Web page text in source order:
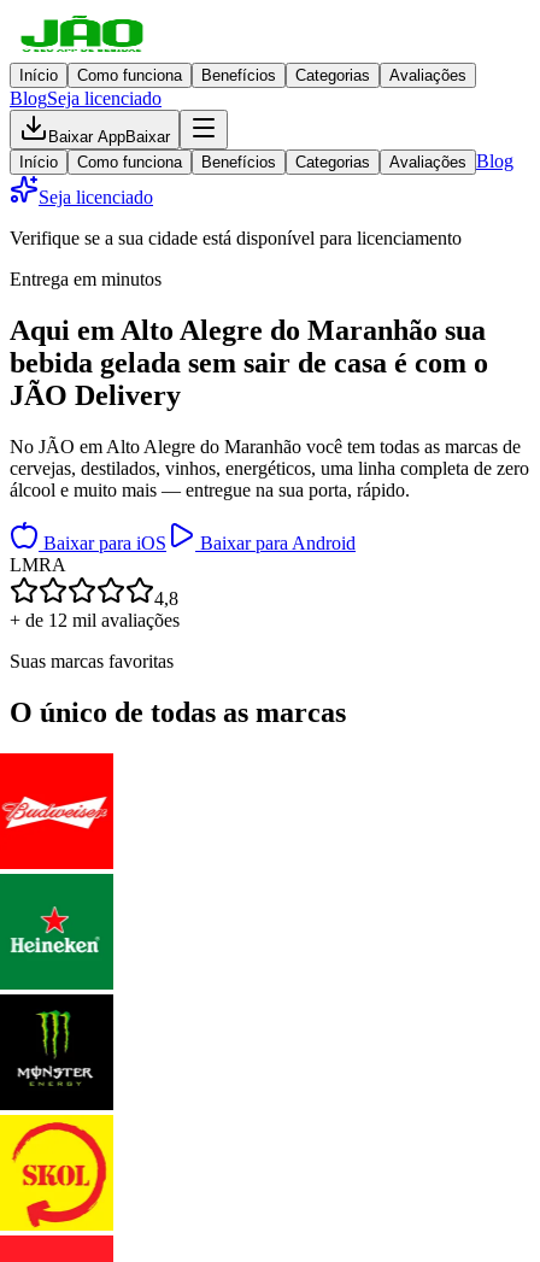
Início Como funciona Benefícios Categorias Avaliações
BlogSeja licenciado
Baixar AppBaixar
Início
Como funciona Benefícios Categorias Avaliações Blog
Seja licenciado
Verifique se a sua cidade está disponível para licenciamento
Entrega em minutos
Aqui em Alto Alegre do Maranhão sua
bebida gelada sem sair de casa é com o
JÃO Delivery
No JÃO em Alto Alegre do Maranhão você tem todas as marcas de
cervejas, destilados, vinhos, energéticos, uma linha completa de zero
álcool e muito mais — entregue na sua porta, rápido.
Baixar para iOS
Baixar para Android
LMRA
4,8
+ de 12 mil avaliações
Suas marcas favoritas
O único de todas as marcas